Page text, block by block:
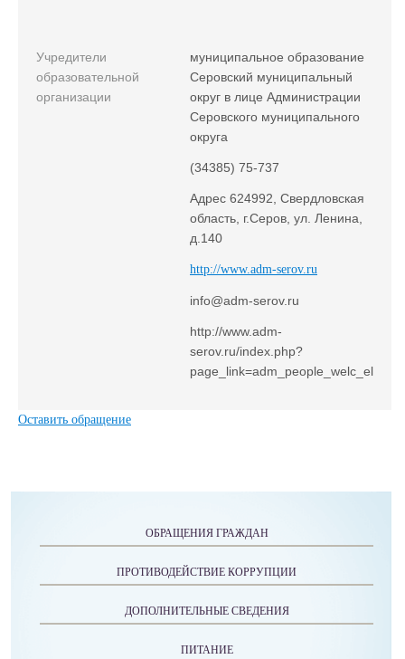
Учредители
образовательной
организации
муниципальное образование
Серовский муниципальный
округ в лице Администрации
Серовского муниципального
округа
(34385) 75-737
Адрес 624992, Свердловская
область, г.Серов, ул. Ленина,
д.140
http://www.adm-serov.ru
info@adm-serov.ru
http://www.adm-
serov.ru/index.php?
page_link=adm_people_welc_el
Оставить обращение
ОБРАЩЕНИЯ ГРАЖДАН
ПРОТИВОДЕЙСТВИЕ КОРРУПЦИИ
ДОПОЛНИТЕЛЬНЫЕ СВЕДЕНИЯ
ПИТАНИЕ